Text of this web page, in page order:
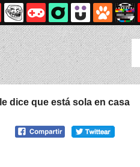
dice que está sola en casa